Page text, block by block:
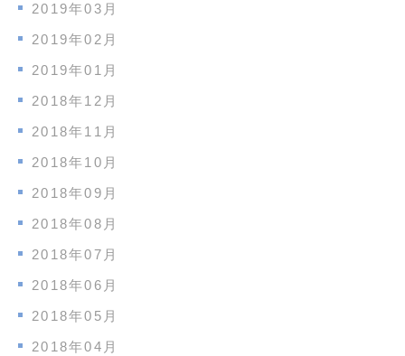
2019年03月
2019年02月
2019年01月
2018年12月
2018年11月
2018年10月
2018年09月
2018年08月
2018年07月
2018年06月
2018年05月
2018年04月